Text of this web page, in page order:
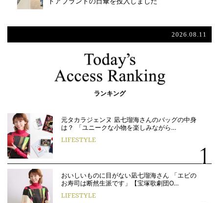
2026.08.11
ランキング
元タカラジェンヌ 凪七瑠海さんのバッグの中身
は？ 「ユニークな小物を楽しみながら…
LIFESTYLE
おいしいものに目がない凪七瑠海さん 「エビの
お寿司は断然生派です」【宝塚歌劇団O…
LIFESTYLE